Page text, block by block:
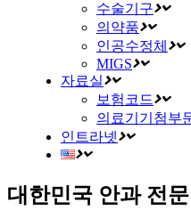
수술기구
의약품
인공수정체
MIGS
자료실
보험코드
의료기기첨부
인트라넷
대한민국 안과 전